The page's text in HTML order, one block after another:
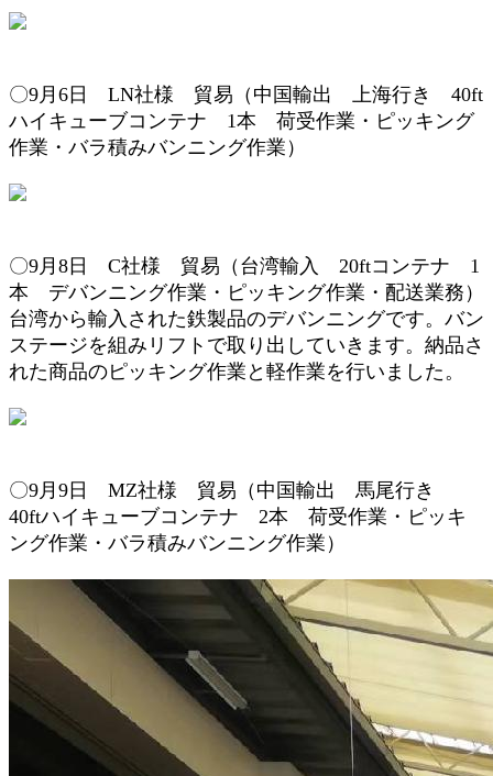
〇9月6 日 LN社様 貿易（ 中国輸出 上海行き 40ft
ハイキューブコンテナ 1本
荷受作業・ ピッキング
作業 ・バラ積みバンニング作業 ）
〇9月8日 C社様 貿易（台湾輸入 20ftコンテナ 1
本 デバンニング作業・ピッキング作業・配送業務）
台湾から輸入された鉄製品のデバンニングです。バン
ステージを組みリフトで取り出していきます。納品さ
れた商品のピッキング作業と軽作業を行いました。
〇9月9 日 MZ社様 貿易（ 中国輸出 馬尾行き
40ftハイキューブコンテナ 2本 荷受作業・ ピッキ
ング作業 ・バラ積みバンニング作業 ）